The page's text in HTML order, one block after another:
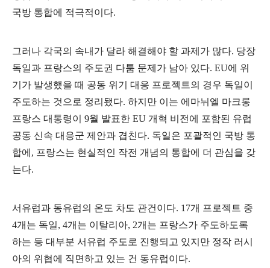
국방 통합에 적극적이다.
그러나 각국의 속내가 달라 해결해야 할 과제가 많다. 당장
독일과 프랑스의 주도권 다툼 문제가 남아 있다. EU에 위
기가 발생했을 때 공동 위기 대응 프로젝트의 경우 독일이
주도하는 것으로 정리됐다. 하지만 이는 에마뉘엘 마크롱
프랑스 대통령이 9월 발표한 EU 개혁 비전에 포함된 유럽
공동 신속 대응군 제안과 겹친다. 독일은 포괄적인 국방 통
합에 , 프랑스는 현실적인 작전 개념의 통합에 더 관심을 갖
는다.
서유럽과 동유럽의 온도 차도 관건이다. 17개 프로젝트 중
4개는 독일, 4개는 이탈리아, 2개는 프랑스가 주도하도록
하는 등 대부분 서유럽 주도로 진행되고 있지만 정작 러시
아의 위협에 직면하고 있는 건 동유럽이다.